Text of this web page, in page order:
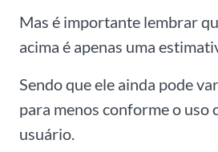
Mas é importante lembrar
acima é apenas uma
Sendo que ele ainda pode
para menos conforme o uso
usuário.